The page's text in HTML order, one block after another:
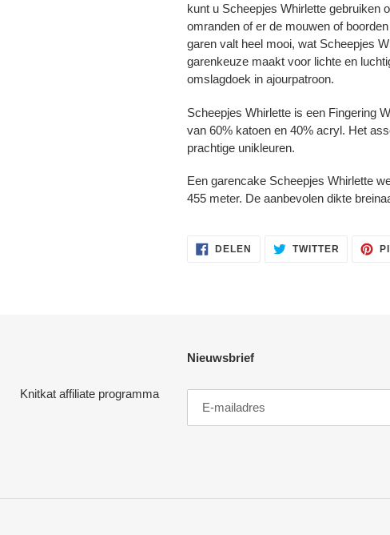
kunt u Scheepjes Whirlette gebruiken
omranden of er de mouwen of
garen valt heel mooi, wat Scheepjes
garenkeuze maakt voor lichte en
omslagdoek in ajourpatroon.
Scheepjes Whirlette is een Fingering
van 60% katoen en 40% acryl. Het
prachtige unikleuren.
Een garencake Scheepjes Whirlette
455 meter. De aanbevolen dikte
DELEN
DELEN TWITTER
Knitkat affiliate programma
Nieuwsbrief
Meld u aan bij uw account om producten aan uw verlanglijst toe te
Login